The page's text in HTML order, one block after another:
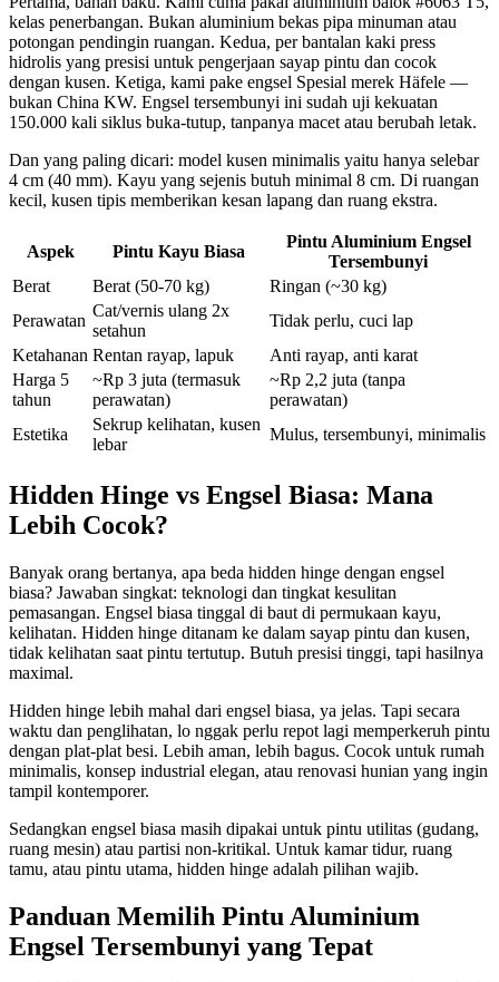
kelas penerbangan. Bukan aluminium bekas pipa minuman atau
potongan pendingin ruangan. Kedua, per bantalan kaki press
hidrolis yang presisi untuk pengerjaan sayap pintu dan cocok
dengan kusen. Ketiga, kami pake engsel Spesial merek Häfele —
bukan China KW. Engsel tersembunyi ini sudah uji kekuatan
150.000 kali siklus buka-tutup, tanpanya macet atau berubah letak.
Dan yang paling dicari: model kusen minimalis yaitu hanya selebar
4 cm (40 mm). Kayu yang sejenis butuh minimal 8 cm. Di ruangan
kecil, kusen tipis memberikan kesan lapang dan ruang ekstra.
Aspek Pintu Kayu Biasa
Pintu Aluminium Engsel
Tersembunyi
Berat
Berat (50-70 kg)
Ringan (~30 kg)
Perawatan
Cat/vernis ulang 2x
setahun
Tidak perlu, cuci lap
Ketahanan Rentan rayap, lapuk
Anti rayap, anti karat
Harga 5
tahun
~Rp 3 juta (termasuk
perawatan)
~Rp 2,2 juta (tanpa
perawatan)
Estetika
Sekrup kelihatan, kusen
lebar
Mulus, tersembunyi, minimalis
Hidden Hinge vs Engsel Biasa: Mana
Lebih Cocok?
Banyak orang bertanya, apa beda hidden hinge dengan engsel
biasa? Jawaban singkat: teknologi dan tingkat kesulitan
pemasangan. Engsel biasa tinggal di baut di permukaan kayu,
kelihatan. Hidden hinge ditanam ke dalam sayap pintu dan kusen,
tidak kelihatan saat pintu tertutup. Butuh presisi tinggi, tapi hasilnya
maximal.
Hidden hinge lebih mahal dari engsel biasa, ya jelas. Tapi secara
waktu dan penglihatan, lo nggak perlu repot lagi memperkeruh pintu
dengan plat-plat besi. Lebih aman, lebih bagus. Cocok untuk rumah
minimalis, konsep industrial elegan, atau renovasi hunian yang ingin
tampil kontemporer.
Sedangkan engsel biasa masih dipakai untuk pintu utilitas (gudang,
ruang mesin) atau partisi non-kritikal. Untuk kamar tidur, ruang
tamu, atau pintu utama, hidden hinge adalah pilihan wajib.
Panduan Memilih Pintu Aluminium
Engsel Tersembunyi yang Tepat